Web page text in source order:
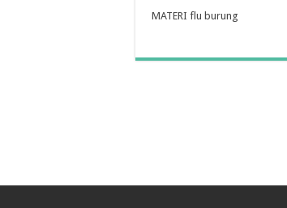
MATERI flu burung